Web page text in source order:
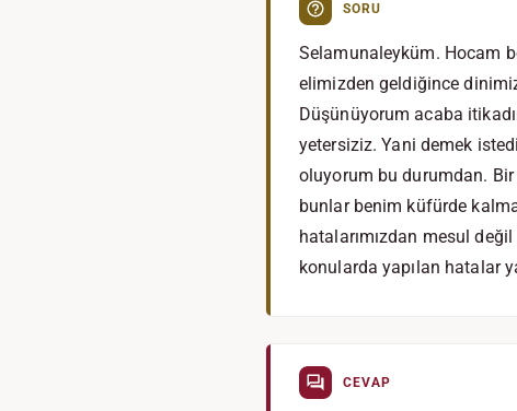
SORU
Selamunaleyküm. Hocam
elimizden geldiğince
Düşünüyorum acaba
yetersiziz. Yani demek
oluyorum bu durumdan.
bunlar benim küfürde
hatalarımızdan mesul
konularda yapılan hatalar
CEVAP